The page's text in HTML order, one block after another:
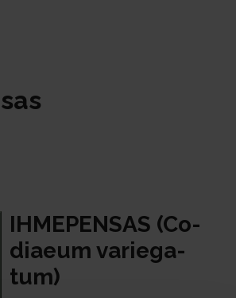
IH­ME­PEN­SAS (Co­
diaeum va­rie­ga­
tum)